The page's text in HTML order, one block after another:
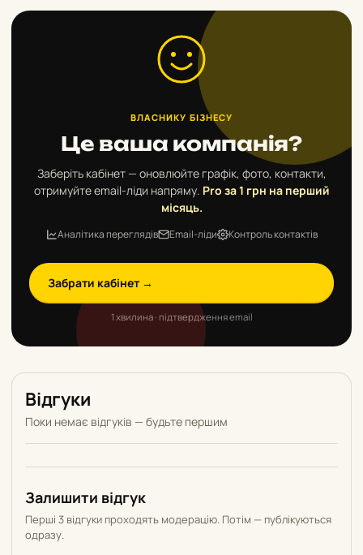
ВЛАСНИКУ БІЗНЕСУ
Це ваша компанія?
Заберіть кабінет — оновлюйте графік, фото, контакти,
отримуйте email-ліди напряму. Pro за 1 грн на перший
місяць.
Аналітика переглядів Email-ліди Контроль контактів
Забрати кабінет →
1 хвилина · підтвердження email
Відгуки
Поки немає відгуків — будьте першим
Залишити відгук
Перші 3 відгуки проходять модерацію. Потім — публікуються
одразу.